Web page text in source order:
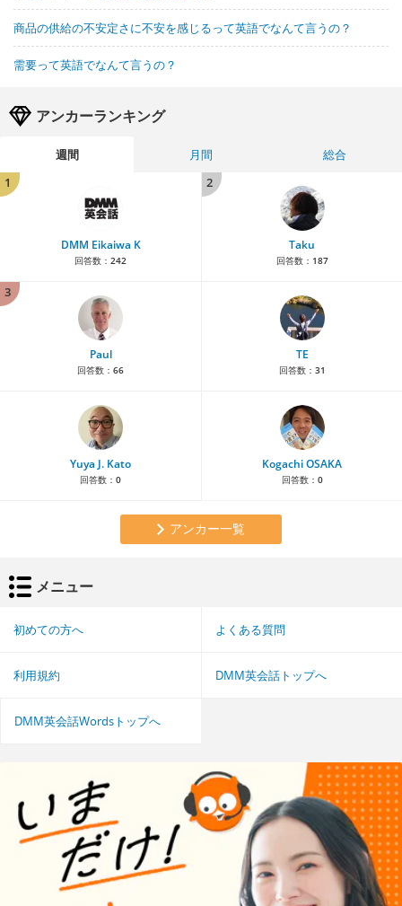
商品の供給の不安定さに不安を感じるって英語でなんて言うの？
需要って英語でなんて言うの？
アンカーランキング
週間 月間
総合
1
DMM Eikaiwa K
回答数： 242
2
Taku
回答数： 187
3
Paul
回答数： 66
TE
回答数： 31
Yuya J. Kato
回答数： 0
Kogachi OSAKA
回答数： 0
アンカー一覧
メニュー
初めての方へ よくある質問
利用規約 DMM英会話トップへ
DMM英会話Wordsトップへ